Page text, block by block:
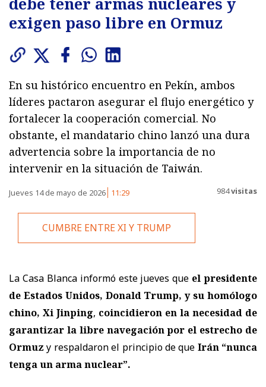
exigen paso libre en Ormuz
En su histórico encuentro en Pekín, ambos
líderes pactaron asegurar el flujo energético y
fortalecer la cooperación comercial. No
obstante, el mandatario chino lanzó una dura
advertencia sobre la importancia de no
intervenir en la situación de Taiwán.
Jueves 14 de mayo de 2026 11:29 984visitas
CUMBRE ENTRE XI Y TRUMP
La Casa Blanca informó este jueves que el presidente
de Estados Unidos, Donald Trump, y su homólogo
chino, Xi Jinping, coincidieron en la necesidad de
garantizar la libre navegación por el estrecho de
Ormuz y respaldaron el principio de que Irán“nunca
tenga un arma nuclear”.